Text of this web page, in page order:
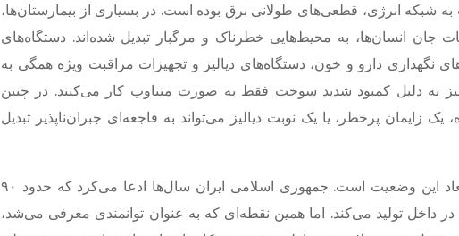
شبکه انرژی، قطعی‌های طولانی برق بوده است. در بسیاری از بیمارستان‌ها،
جان انسان‌ها، به محیط‌هایی خطرناک و مرگبار تبدیل شده‌اند. دستگاه‌های
نگهداری دارو و خون، دستگاه‌های دیالیز و تجهیزات مراقبت ویژه همگی به
نیز به دلیل کمبود شدید سوخت فقط به صورت متناوب کار می‌کنند. در چنین
زایمان پرخطر، یا یک نوبت دیالیز می‌تواند به فاجعه‌ای جبران‌ناپذیر تبدیل
بحران دارو یکی از شدیدترین ابعاد این وضعیت است. جمهوری اسلامی ایران سال‌ها ادعا می‌کرد که حدود ۹۰
در داخل تولید می‌کند. اما همین نقطه‌ای که به عنوان توانمندی معرفی می‌شد،